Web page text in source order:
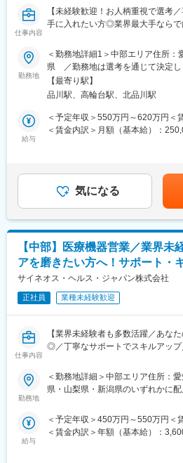
療に用いる脊椎固定用インプラン
で、脊椎疾患の患者さんの悩みに
とともに、手術手技の低侵襲化、
組んでいます。
■研修・教育：
業界・企業・製品理解のため、東
実施。実機に触れて基礎を習得後
グで未経験者も成長可能な体制で
ジョンソン・エンド・ジョンソンは
離・独立（セパレーション）し、
企業を設立する計画を発表してい
ションはセパレーション完了後、
雇用される予定であり、同社の雇
ー・福利厚生が適用されます。詳
DePuy Synthes より別途通知され
変更の範囲：会社の定める業務
仕事内容
【未経験歓迎！お人柄重視で選考
手に入れたい方◎業界最大手なら
パス豊富】
＼そもそも「MR」とは？／
「医薬情報提供者」と呼ばれる専
職です。IQVIAのお客様である国内
営業活動を行っていただきます。
人々の命を守る商材に携わるため
まずはご入社から2か月間MR導入
していただきます。
資格取得と聞くとハードルが高く
文理問わず一から学べる環境を整
後に身に付ける意欲があれば問題
社員の活躍事例についての詳細は
覧ください。
https://
■具体的な業務
すでに取引のある病院の医師や薬
作用・適切な使用方法などの情報
ン活動を行っていただきます。メ
活動に専念できる環境です。
個人の予算はありますが、チーム
す。
勤務地
＜勤務地詳細1＞中部エリア住所
県 ／勤務地は選考を通じて決定し
禁煙＜勤務地詳細2＞本社住所：東
ビル勤務地最寄駅：JR各線／品川
【最寄り駅】
品川駅、高輪台駅、北品川駅
給与
＜予定年収＞550万円～620万円＜
＜賃金内訳＞月額（基本給）：
手当支給する。【補足】プロジェ
日当（1日1,500円／外勤3.5時間以
月・3月）※平均実績6ヶ月分■イン
金はあくまでも目安の金額であり
があります。月給(月額)は固定手当
気になる
【中部】医療機器営業／業界
アを磨きたい方へ！サポート・
サイネオス・ヘルス・ジャパン株式会社
正社員 業種未経験歓迎
仕事内容
【業界未経験者も多数活躍／あな
◎／丁寧なサポートでスキルアップ
■業務内容
医療機器の営業担当者として、基
医療従事者の方々と面談を行い、
・身につくスキル
専門家へ提案・交渉する力を磨け
勤務地
＜勤務地詳細＞中部エリア住所：
県・山梨県・新潟県のいずれかに
給与
＜予定年収＞450万円～550万円＜
＜賃金内訳＞年額（基本給）：